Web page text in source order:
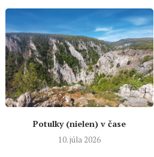
Potulky (nielen) v čase
10. júla 2026